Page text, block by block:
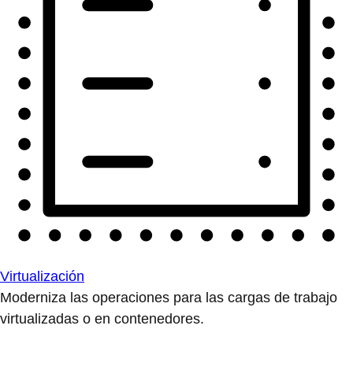
Virtualización
Moderniza las operaciones para las cargas de trabajo
virtualizadas o en contenedores.